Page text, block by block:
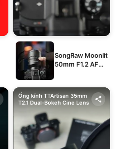
SongRaw Moonlit
50mm F1.2 AF
Ống kính TTArtisan 35mm
T2.1 Dual-Bokeh Cine Lens